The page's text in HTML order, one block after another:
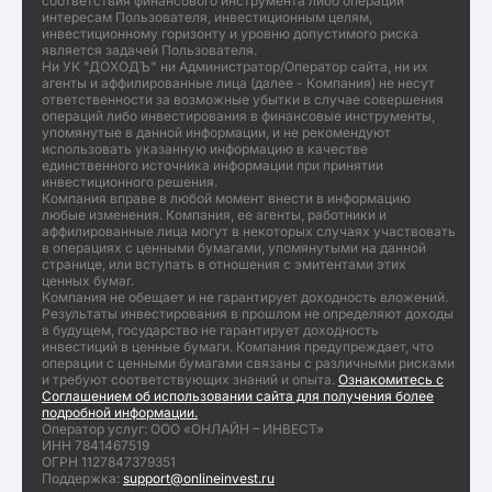
интересам Пользователя, инвестиционным целям,
инвестиционному горизонту и уровню допустимого риска
является задачей Пользователя.
Ни УК "ДОХОДЪ" ни Администратор/Оператор сайта, ни их
агенты и аффилированные лица (далее - Компания) не несут
ответственности за возможные убытки в случае совершения
операций либо инвестирования в финансовые инструменты,
упомянутые в данной информации, и не рекомендуют
использовать указанную информацию в качестве
единственного источника информации при принятии
инвестиционного решения.
Компания вправе в любой момент внести в информацию
любые изменения. Компания, ее агенты, работники и
аффилированные лица могут в некоторых случаях участвовать
в операциях с ценными бумагами, упомянутыми на данной
странице, или вступать в отношения с эмитентами этих
ценных бумаг.
Компания не обещает и не гарантирует доходность вложений.
Результаты инвестирования в прошлом не определяют доходы
в будущем, государство не гарантирует доходность
инвестиций в ценные бумаги. Компания предупреждает, что
операции с ценными бумагами связаны с различными рисками
и требуют соответствующих знаний и опыта. Ознакомитесь с
Соглашением об использовании сайта для получения более
подробной информации.
Оператор услуг: ООО «ОНЛАЙН – ИНВЕСТ»
ИНН 7841467519
ОГРН 1127847379351
Поддержка: support@onlineinvest.ru